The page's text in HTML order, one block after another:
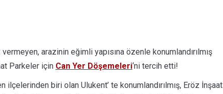
arazinin eğimli yapısına özenle konumlandırılmış
Parkeler için Can Yer Döşemeleri‘ni tercih etti!
ilçelerinden biri olan Ulukent’ te konumlandırılmış, Eröz İnşaat